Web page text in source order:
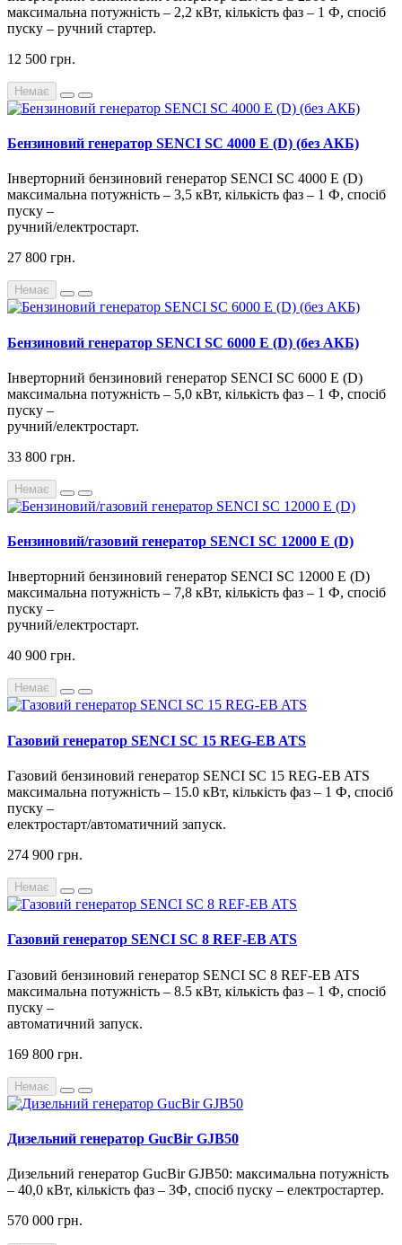
максимальна потужність – 2,2 кВт, кількість фаз – 1 Ф, спосіб
пуску – ручний стартер.
12 500 грн.
Немає
Бензиновий генератор SENCI SC 4000 E (D) (без АКБ)
Інверторний бензиновий генератор SENCI SC 4000 E (D)
максимальна потужність – 3,5 кВт, кількість фаз – 1 Ф, спосіб
пуску –
ручний/електростарт.
27 800 грн.
Немає
Бензиновий генератор SENCI SC 6000 E (D) (без АКБ)
Інверторний бензиновий генератор SENCI SC 6000 E (D)
максимальна потужність – 5,0 кВт, кількість фаз – 1 Ф, спосіб
пуску –
ручний/електростарт.
33 800 грн.
Немає
Бензиновий/газовий генератор SENCI SC 12000 E (D)
Інверторний бензиновий генератор SENCI SC 12000 E (D)
максимальна потужність – 7,8 кВт, кількість фаз – 1 Ф, спосіб
пуску –
ручний/електростарт.
40 900 грн.
Немає
Газовий генератор SENCI SC 15 REG-EB ATS
Газовий бензиновий генератор SENCI SC 15 REG-EB ATS
максимальна потужність – 15.0 кВт, кількість фаз – 1 Ф, спосіб
пуску –
електростарт/автоматичний запуск.
274 900 грн.
Немає
Газовий генератор SENCI SC 8 REF-EB ATS
Газовий бензиновий генератор SENCI SC 8 REF-EB ATS
максимальна потужність – 8.5 кВт, кількість фаз – 1 Ф, спосіб
пуску –
автоматичний запуск.
169 800 грн.
Немає
Дизельний генератор GucBir GJB50
Дизельний генератор GucBir GJB50: максимальна потужність
– 40,0 кВт, кількість фаз – 3Ф, спосіб пуску – електростартер.
570 000 грн.